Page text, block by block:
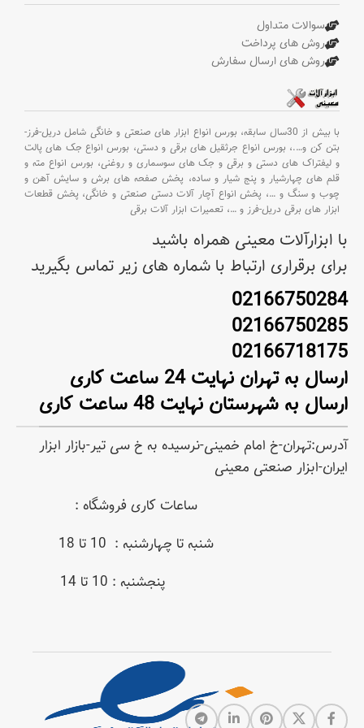
سوالات متداول
روش های پرداخت
روش های ارسال سفارش
با بیش از 30سال سابقه،
بورس انواع ابزار های صنعتی و خانگی شامل دریل-فرز-
بتن کن و….، بورس انواع جرثقیل های برقی و دستی، بورس انواع جک های پالت
و لیفتراک های دستی و برقی و جک های سوسماری و روغنی، بورس انواع مته و
قلم های چهارشیار و پنج شیار و ساده، پخش صفحه های برش و سایش آهن و
چوب و سنگ و …، پخش انواع آچار آلات دستی صنعتی و خانگی، پخش قطعات
ابزار های برقی دریل-فرز و …، تعمیرات ابزار آلات برقی
با ابزارآلات معینی همراه باشید
برای برقراری ارتباط با شماره های زیر تماس بگیرید
02166750284
02166750285
02166718175
ارسال به تهران نهایت 24 ساعت کاری
ارسال به شهرستان نهایت 48 ساعت کاری
آدرس:تهران-خ امام خمینی-نرسیده به خ سی تیر-بازار ابزار
ایران-ابزار صنعتی معینی
ساعات کاری فروشگاه :
شنبه تا چهارشنبه : 10 تا 18
پنجشنبه : 10 تا 14